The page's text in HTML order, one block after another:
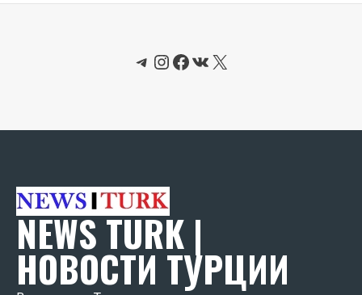
Telegram
Instagram
Facebook
ВКонтакте
X
NEWS TURK |
НОВОСТИ ТУРЦИИ